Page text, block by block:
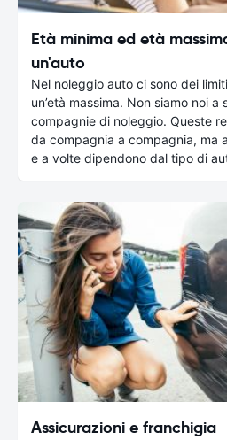
Età minima ed età
un'auto
Nel noleggio auto ci sono dei
un’età massima. Non siamo noi
compagnie di noleggio. Queste
da compagnia a compagnia, ma
e a volte dipendono dal tipo di
Assicurazioni e franchigia